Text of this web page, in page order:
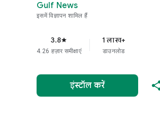
Gulf News
इसमें विज्ञापन शामिल हैं
3.8star
4.26 हज़ार समीक्षाएं
1 लाख+
डाउनलोड
इंस्टॉल करें